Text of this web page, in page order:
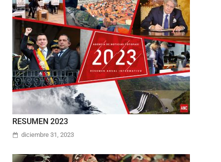
RESUMEN 2023
diciembre 31, 2023